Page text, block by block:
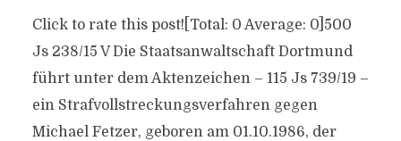
Click to rate this post![Total: 0 Average: 0]500
Js 238/15 V Die Staatsanwaltschaft Dortmund
führt unter dem Aktenzeichen – 115 Js 739/19 –
ein Strafvollstreckungsverfahren gegen
Michael Fetzer, geboren am 01.10.1986, der